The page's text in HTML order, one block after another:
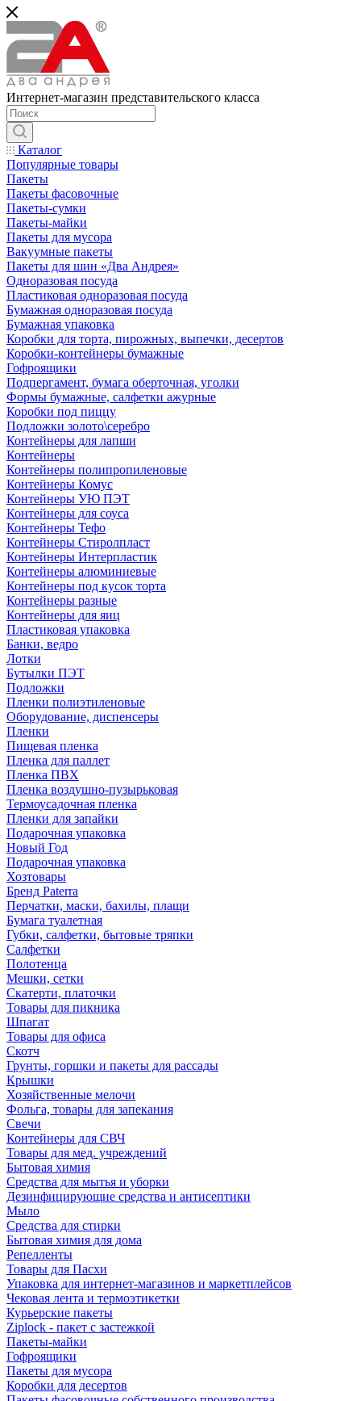
Интернет-магазин представительского класса
Каталог
Популярные товары
Пакеты
Пакеты фасовочные
Пакеты-сумки
Пакеты-майки
Пакеты для мусора
Вакуумные пакеты
Пакеты для шин «Два Андрея»
Одноразовая посуда
Пластиковая одноразовая посуда
Бумажная одноразовая посуда
Бумажная упаковка
Коробки для торта, пирожных, выпечки, десертов
Коробки-контейнеры бумажные
Гофроящики
Подпергамент, бумага оберточная, уголки
Формы бумажные, салфетки ажурные
Коробки под пиццу
Подложки золото\серебро
Контейнеры для лапши
Контейнеры
Контейнеры полипропиленовые
Контейнеры Комус
Контейнеры УЮ ПЭТ
Контейнеры для соуса
Контейнеры Тефо
Контейнеры Стиролпласт
Контейнеры Интерпластик
Контейнеры алюминиевые
Контейнеры под кусок торта
Контейнеры разные
Контейнеры для яиц
Пластиковая упаковка
Банки, ведро
Лотки
Бутылки ПЭТ
Подложки
Пленки полиэтиленовые
Оборудование, диспенсеры
Пленки
Пищевая пленка
Пленка для паллет
Пленка ПВХ
Пленка воздушно-пузырьковая
Термоусадочная пленка
Пленки для запайки
Подарочная упаковка
Новый Год
Подарочная упаковка
Хозтовары
Бренд Paterra
Перчатки, маски, бахилы, плащи
Бумага туалетная
Губки, салфетки, бытовые тряпки
Салфетки
Полотенца
Мешки, сетки
Скатерти, платочки
Товары для пикника
Шпагат
Товары для офиса
Скотч
Грунты, горшки и пакеты для рассады
Крышки
Хозяйственные мелочи
Фольга, товары для запекания
Свечи
Контейнеры для СВЧ
Товары для мед. учреждений
Бытовая химия
Средства для мытья и уборки
Дезинфицирующие средства и антисептики
Мыло
Средства для стирки
Бытовая химия для дома
Репелленты
Товары для Пасхи
Упаковка для интернет-магазинов и маркетплейсов
Чековая лента и термоэтикетки
Курьерские пакеты
Ziplock - пакет с застежкой
Пакеты-майки
Гофроящики
Пакеты для мусора
Коробки для десертов